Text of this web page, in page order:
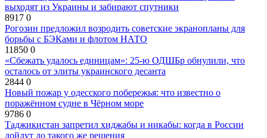
выходят из Украины и забирают спутники
8917 0
Рогозин предложил возродить советские экранопланы для
борьбы с БЭКами и флотом НАТО
11850 0
«Сбежать удалось единицам»: 25-ю ОДШБр обнулили, что
осталось от элиты украинского десанта
2844 0
Новый пожар у одесского побережья: что известно о
поражённом судне в Чёрном море
9786 0
Таджикистан запретил хиджабы и никабы: когда в России
дойдут до такого же решения